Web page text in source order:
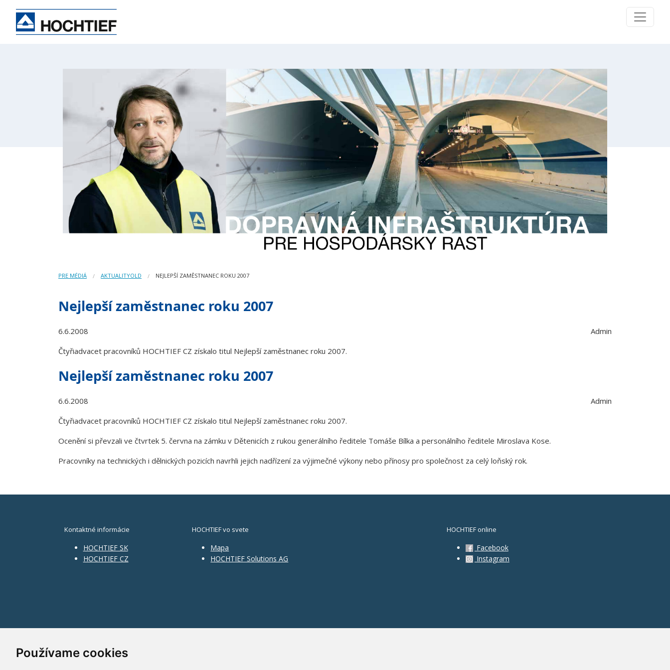
Používame cookies
PRE MÉDIÁ AKTUALITYOLD NEJLEPŠÍ ZAMĚSTNANEC ROKU 2007
Nejlepší zaměstnanec roku 2007
6.6.2008
Admin
Čtyřiadvacet pracovníků HOCHTIEF CZ získalo titul Nejlepší zaměstnanec roku 2007.
Nejlepší zaměstnanec roku 2007
6.6.2008
Admin
Čtyřiadvacet pracovníků HOCHTIEF CZ získalo titul Nejlepší zaměstnanec roku 2007.
Ocenění si převzali ve čtvrtek 5. června na zámku v Dětenicích z rukou generálního ředitele Tomáše Bílka a personálního ředitele Miroslava Kose.
Pracovníky na technických i dělnických pozicích navrhli jejich nadřízení za výjimečné výkony nebo přínosy pro společnost za celý loňský rok.
Kontaktné informácie
HOCHTIEF SK
HOCHTIEF CZ
HOCHTIEF vo svete
Mapa
HOCHTIEF Solutions AG
HOCHTIEF online
Facebook
Instagram